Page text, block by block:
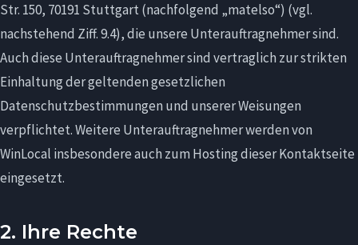
Str. 150, 70191 Stuttgart (nachfolgend „matelso“) (vgl.
nachstehend Ziff. 9.4), die unsere Unterauftragnehmer sind.
Auch diese Unterauftragnehmer sind vertraglich zur strikten
Einhaltung der geltenden gesetzlichen
Datenschutzbestimmungen und unserer Weisungen
verpflichtet. Weitere Unterauftragnehmer werden von
WinLocal insbesondere auch zum Hosting dieser Kontaktseite
eingesetzt.
2. Ihre Rechte